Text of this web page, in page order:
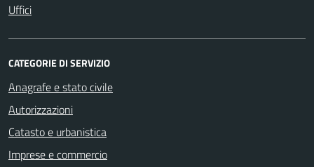
Uffici
CATEGORIE DI SERVIZIO
Anagrafe e stato civile
Autorizzazioni
Catasto e urbanistica
Imprese e commercio